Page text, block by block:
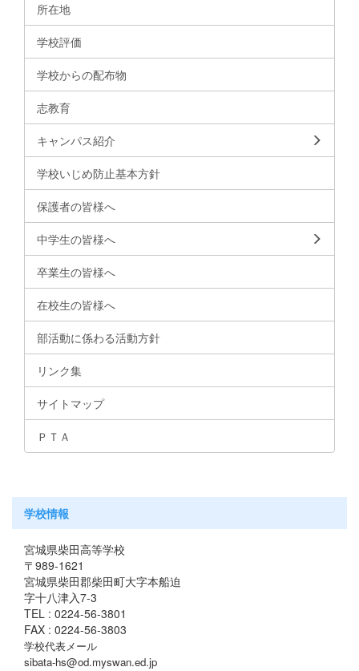
所在地
学校評価
学校からの配布物
志教育
キャンパス紹介
学校いじめ防止基本方針
保護者の皆様へ
中学生の皆様へ
卒業生の皆様へ
在校生の皆様へ
部活動に係わる活動方針
リンク集
サイトマップ
ＰＴＡ
学校情報
宮城県柴田高等学校
〒989-1621
宮城県柴田郡柴田町大字本船迫
字十八津入7-3
TEL : 0224-56-3801
FAX : 0224-56-3803
学校代表メール
sibata-hs@od.myswan.ed.jp